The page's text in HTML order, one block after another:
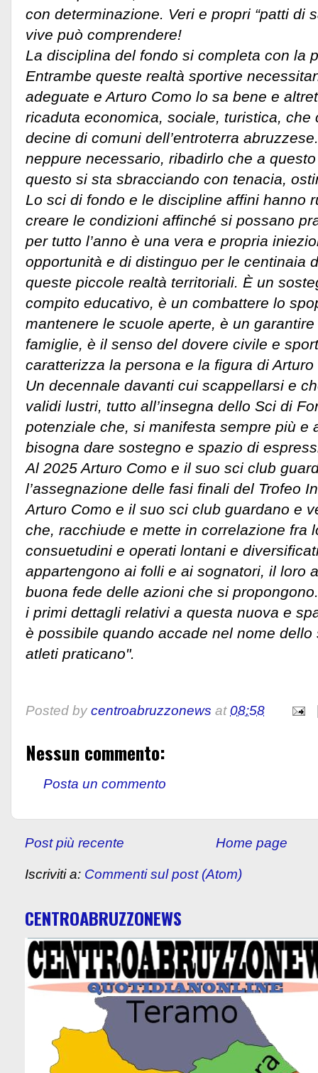
con determinazione. Veri e propri “patti di
vive può comprendere!
La disciplina del fondo si completa con la
Entrambe queste realtà sportive
adeguate e Arturo Como lo sa bene e
ricaduta economica, sociale, turistica, che
decine di comuni dell’entroterra
neppure necessario, ribadirlo che a
questo si sta sbracciando con tenacia,
Lo sci di fondo e le discipline affini hanno
creare le condizioni affinché si possano
per tutto l’anno è una vera e propria
opportunità e di distinguo per le centinaia
queste piccole realtà territoriali. È un
compito educativo, è un combattere lo
mantenere le scuole aperte, è un
famiglie, è il senso del dovere civile e
caratterizza la persona e la figura di Arturo
Un decennale davanti cui scappellarsi e
validi lustri, tutto all’insegna dello Sci di
potenziale che, si manifesta sempre più e
bisogna dare sostegno e spazio di
Al 2025 Arturo Como e il suo sci club
l’assegnazione delle fasi finali del Trofeo
Arturo Como e il suo sci club guardano e
che, racchiude e mette in correlazione fra
consuetudini e operati lontani e
appartengono ai folli e ai sognatori, il loro
buona fede delle azioni che si
i primi dettagli relativi a questa nuova e
è possibile quando accade nel nome
atleti praticano".
Posted by centroabruzzonews at08:58
Nessun commento:
Posta un commento
Post più recente Home page
Iscriviti a: Commenti sul post (Atom)
CENTROABRUZZONEWS